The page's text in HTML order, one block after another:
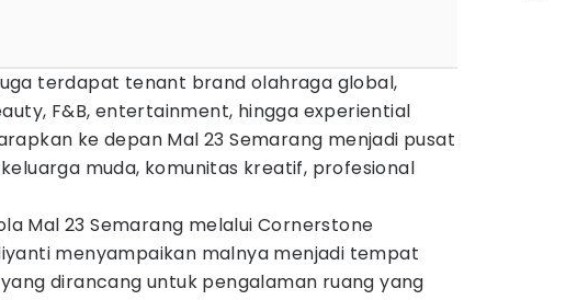
terdapat tenant brand olahraga global,
F&B, entertainment, hingga experiential
ke depan Mal 23 Semarang menjadi pusat
muda, komunitas kreatif, profesional
Mal 23 Semarang melalui Cornerstone
menyampaikan malnya menjadi tempat
dirancang untuk pengalaman ruang yang